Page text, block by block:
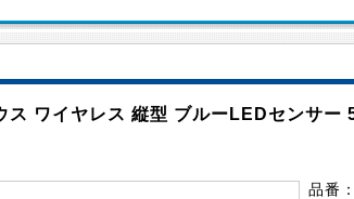
ス ワイヤレス 縦型 ブルーLEDセンサー
品番